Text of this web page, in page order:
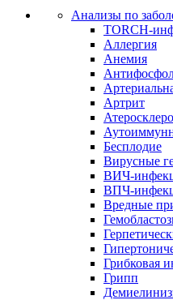
Анализы по
TORCH-
Аллергия
Анемия
Артрит
Бесплодие
Вирусные
ВИЧ-
ВПЧ-
Вредные
Грибковая
Грипп